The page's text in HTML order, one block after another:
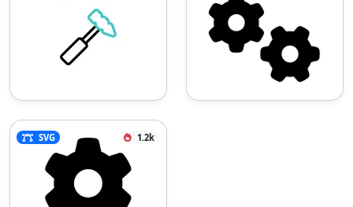
SVG 1.2k